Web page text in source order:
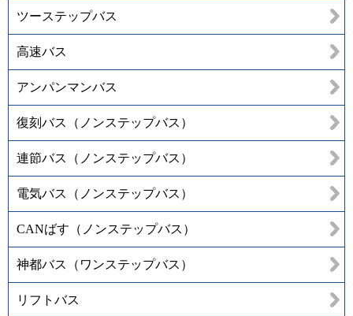
ツーステップバス
高速バス
アンパンマンバス
復刻バス（ノンステップバス）
連節バス（ノンステップバス）
電気バス（ノンステップバス）
CANばす（ノンステップバス）
神都バス（ワンステップバス）
リフトバス